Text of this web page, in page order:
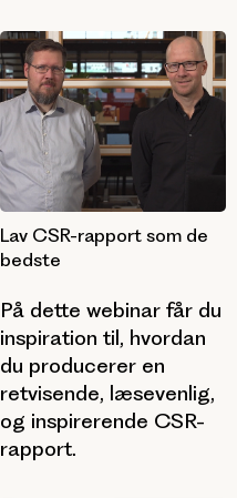
Lav CSR-rapport som de
bedste
På dette webinar får du
inspiration til, hvordan
du producerer en
retvisende, læsevenlig,
og inspirerende CSR-
rapport.